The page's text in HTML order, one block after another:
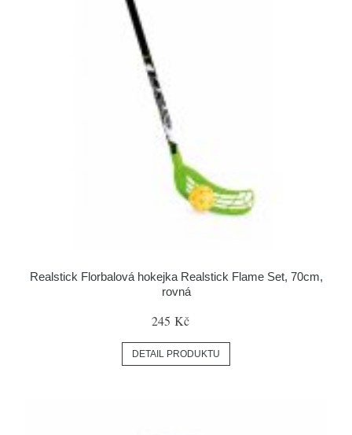
Realstick Florbalová hokejka Realstick Flame Set, 70cm,
rovná
245 Kč
DETAIL PRODUKTU